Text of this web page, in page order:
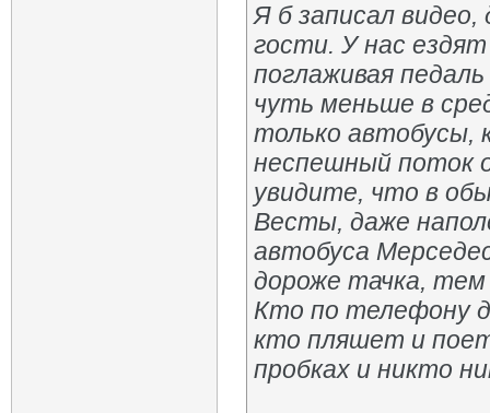
Я б записал
гости. У нас
поглаживая
чуть меньше в
только автобусы,
неспешный поток
увидите, что в
Весты, даже
автобуса
дороже тачка,
Кто по телефону
кто пляшет и
пробках и никто